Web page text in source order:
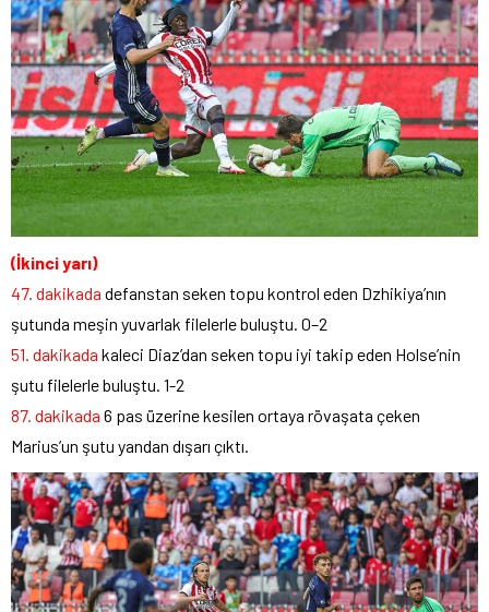
(İkinci yarı)
47. dakikada defanstan seken topu kontrol eden Dzhikiya’nın
şutunda meşin yuvarlak filelerle buluştu. 0–2
51. dakikada kaleci Diaz’dan seken topu iyi takip eden Holse’nin
şutu filelerle buluştu. 1-2
87. dakikada 6 pas üzerine kesilen ortaya rövaşata çeken
Marius’un şutu yandan dışarı çıktı.